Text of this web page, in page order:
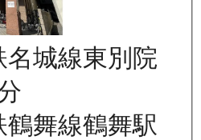
名城線東別院
鶴舞線鶴舞駅